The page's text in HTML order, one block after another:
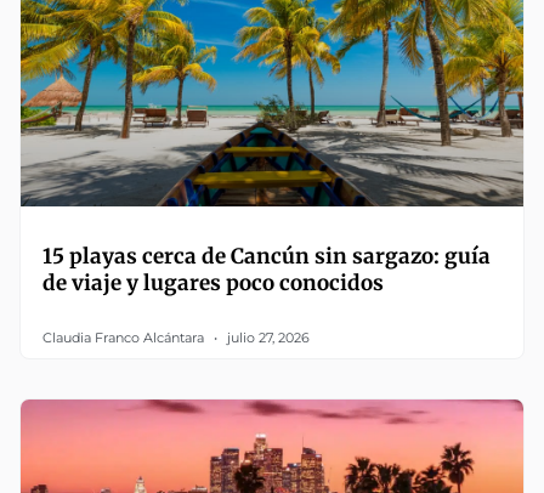
15 playas cerca de Cancún sin sargazo: guía
de viaje y lugares poco conocidos
Claudia Franco Alcántara julio 27, 2026